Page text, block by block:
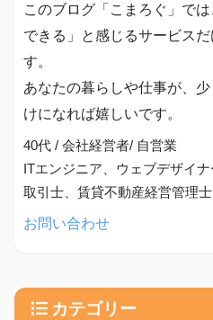
このブログ「こまろぐ」で
できる」と感じるサービス
す。
あなたの暮らしや仕事が、
けになれば嬉しいです。
40代 / 会社経営者/ 自営業
ITエンジニア、ウェブデザイ
取引士、賃貸不動産経営管理士
お問い合わせ
カテゴリー